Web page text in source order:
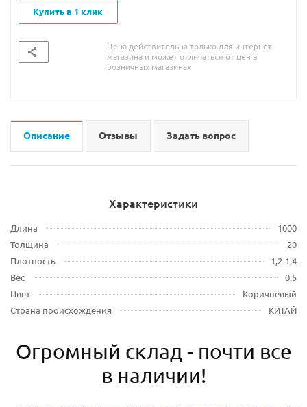
Купить в 1 клик
Цена действительна только для интернет-
магазина и может отличаться от цен в
розничных магазинах
Описание Отзывы Задать вопрос
Характеристики
Длина
1000
Толщина
20
Плотность
1,2-1,4
Вес
0.5
Цвет
Коричневый
Страна происхождения
КИТАЙ
Огромный склад - почти все
в наличии!